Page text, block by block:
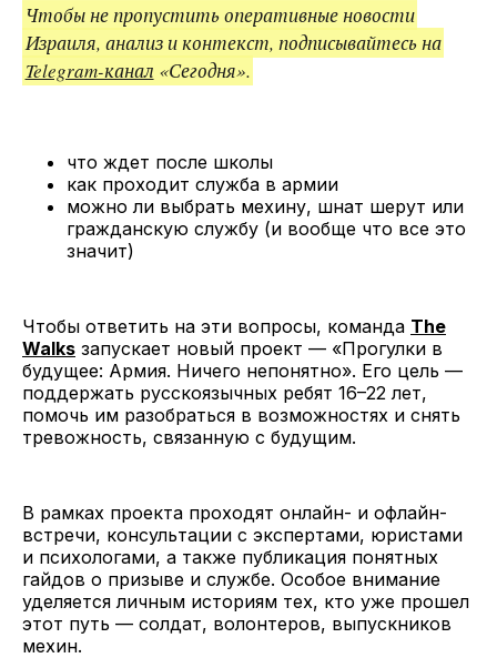
Чтобы не пропустить оперативные новости
Израиля, анализ и контекст, подписывайтесь на
Telegram-канал «Сегодня».
что ждет после школы
как проходит служба в армии
можно ли выбрать мехину, шнат шерут или
гражданскую службу (и вообще что все это
значит)
Чтобы ответить на эти вопросы, команда The
Walks запускает новый проект — «Прогулки в
будущее: Армия. Ничего непонятно». Его цель —
поддержать русскоязычных ребят 16–22 лет,
помочь им разобраться в возможностях и снять
тревожность, связанную с будущим.
В рамках проекта проходят онлайн- и офлайн-
встречи, консультации с экспертами, юристами
и психологами, а также публикация понятных
гайдов о призыве и службе. Особое внимание
уделяется личным историям тех, кто уже прошел
этот путь — солдат, волонтеров, выпускников
мехин.